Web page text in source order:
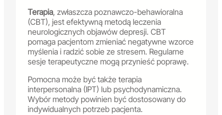
Terapia, zwłaszcza poznawczo-behawioralna
(CBT), jest efektywną metodą leczenia
neurologicznych objawów depresji. CBT
pomaga pacjentom zmieniać negatywne wzorce
myślenia i radzić sobie ze stresem. Regularne
sesje terapeutyczne mogą przynieść poprawę.
Pomocna może być także terapia
interpersonalna (IPT) lub psychodynamiczna.
Wybór metody powinien być dostosowany do
indywidualnych potrzeb pacjenta.